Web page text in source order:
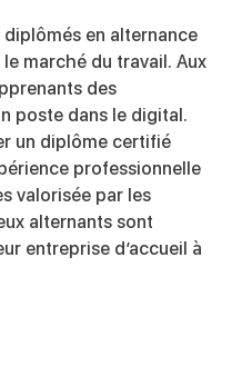
en alternance
marché du travail. Aux
des
poste dans le digital.
un diplôme certifié
professionnelle
valorisée par les
alternants sont
entreprise d’accueil à